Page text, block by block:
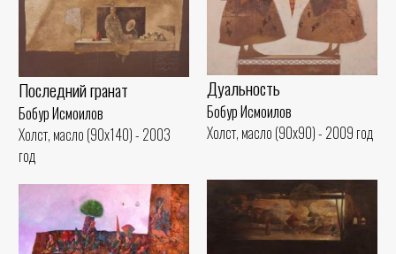
Дуальность
Бобур Исмоилов
Холст, масло (90x90) - 2009 год
Последний гранат
Бобур Исмоилов
Холст, масло (90x140) - 2003
год